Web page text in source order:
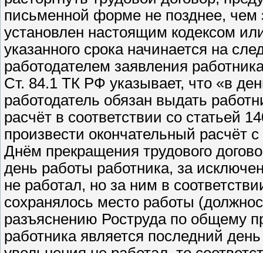
письменной форме не позднее, чем
установлен настоящим кодексом
указанного срока начинается на
работодателем заявления
Ст. 84.1 ТК РФ указывает, что «в
работодатель обязан выдать
расчёт в соответствии со статьей
произвести окончательный расчёт
Днём прекращения трудового
день работы работника, за
не работал, но за ним в
сохранялось место работы
разъяснению Роструда по общему
работника является последний